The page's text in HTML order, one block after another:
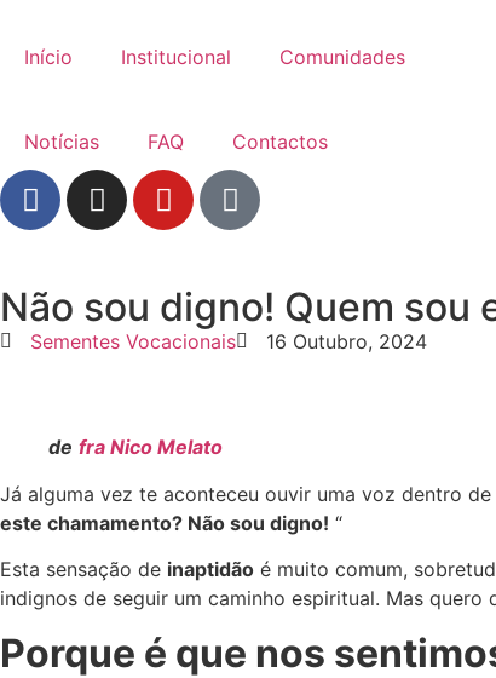
Início Institucional Comunidades
Notícias FAQ Contactos
Não sou digno! Quem sou
Sementes Vocacionais 16 Outubro, 2024
de fra Nico Melato
Já alguma vez te aconteceu ouvir uma voz dentro
este chamamento? Não sou digno! “
Esta sensação de inaptidão é muito comum,
indignos de seguir um caminho espiritual. Mas quero
Porque é que nos